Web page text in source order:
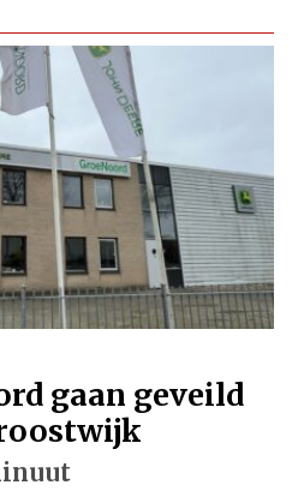
gaan geveild